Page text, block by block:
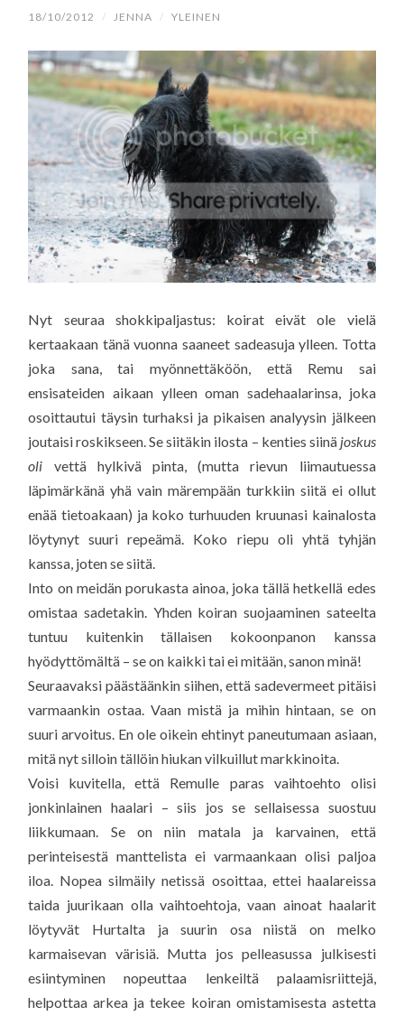
18/10/2012 / JENNA / YLEINEN
Nyt seuraa shokkipaljastus: koirat eivät ole vielä
kertaakaan tänä vuonna saaneet sadeasuja ylleen. Totta
joka sana, tai myönnettäköön, että Remu sai
ensisateiden aikaan ylleen oman sadehaalarinsa, joka
osoittautui täysin turhaksi ja pikaisen analyysin jälkeen
joutaisi roskikseen. Se siitäkin ilosta – kenties siinäjoskus
oli vettä hylkivä pinta, (mutta rievun liimautuessa
läpimärkänä yhä vain märempään turkkiin siitä ei ollut
enää tietoakaan) ja koko turhuuden kruunasi kainalosta
löytynyt suuri repeämä. Koko riepu oli yhtä tyhjän
kanssa, joten se siitä.
Into on meidän porukasta ainoa, joka tällä hetkellä edes
omistaa sadetakin. Yhden koiran suojaaminen sateelta
tuntuu kuitenkin tällaisen kokoonpanon kanssa
hyödyttömältä – se on kaikki tai ei mitään, sanon minä!
Seuraavaksi päästäänkin siihen, että sadevermeet pitäisi
varmaankin ostaa. Vaan mistä ja mihin hintaan, se on
suuri arvoitus. En ole oikein ehtinyt paneutumaan asiaan,
mitä nyt silloin tällöin hiukan vilkuillut markkinoita.
Voisi kuvitella, että Remulle paras vaihtoehto olisi
jonkinlainen haalari – siis jos se sellaisessa suostuu
liikkumaan. Se on niin matala ja karvainen, että
perinteisestä manttelista ei varmaankaan olisi paljoa
iloa. Nopea silmäily netissä osoittaa, ettei haalareissa
taida juurikaan olla vaihtoehtoja, vaan ainoat haalarit
löytyvät Hurtalta ja suurin osa niistä on melko
karmaisevan värisiä. Mutta jos pelleasussa julkisesti
esiintyminen nopeuttaa lenkeiltä palaamisriittejä,
helpottaa arkea ja tekee koiran omistamisesta astetta